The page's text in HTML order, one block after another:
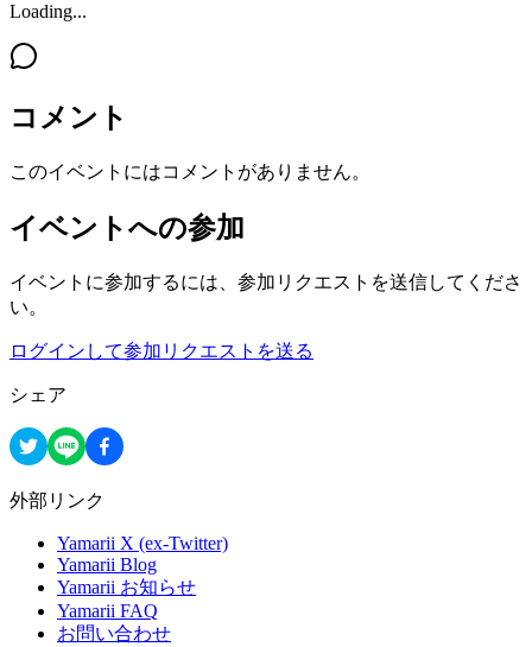
Loading...
コメント
このイベントにはコメントがありません。
イベントへの参加
イベントに参加するには、参加リクエストを送信してくださ
い。
ログインして参加リクエストを送る
シェア
外部リンク
Yamarii X (ex-Twitter)
Yamarii Blog
Yamarii お知らせ
Yamarii FAQ
お問い合わせ